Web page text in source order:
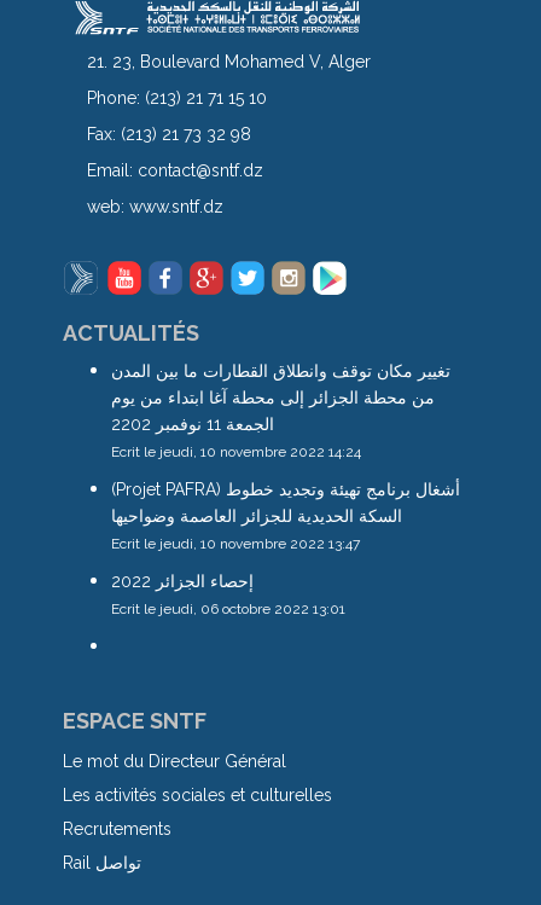
21. 23, Boulevard Mohamed V, Alger
Phone: (213) 21 71 15 10
Fax: (213) 21 73 32 98
Email: contact@sntf.dz
web:www.sntf.dz
ACTUALITÉS
تغيير مكان توقف وانطلاق القطارات ما بين المدن
من محطة الجزائر إلى محطة آغا ابتداء من يوم
الجمعة 11 نوفمبر 2202
Ecrit le jeudi, 10 novembre 2022 14:24
(Projet PAFRA) أشغال برنامج تهيئة وتجديد خطوط
السكة الحديدية للجزائر العاصمة وضواحيها
Ecrit le jeudi, 10 novembre 2022 13:47
إحصاء الجزائر 2022
Ecrit le jeudi, 06 octobre 2022 13:01
ESPACE SNTF
Le mot du Directeur Général
Les activités sociales et culturelles
Recrutements
Rail تواصل